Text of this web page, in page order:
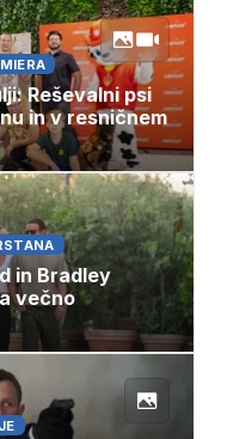
Reševalni psi
in v resničnem
in Bradley
večno